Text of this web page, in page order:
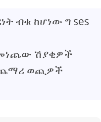
ብቁ ከሆነው ግ ses
ሽያቂዎች
ወጪዎች